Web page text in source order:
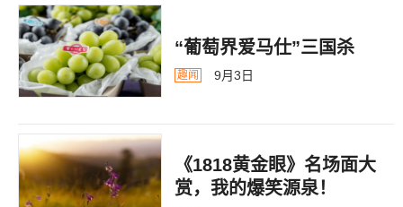
“葡萄界爱马仕”三国杀
趣闻 9月3日
《1818黄金眼》名场面大
赏，我的爆笑源泉！